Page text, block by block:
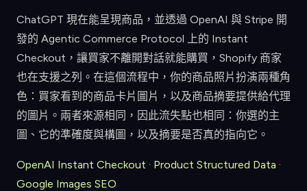
ChatGPT 現在能呈現商品，並透過 OpenAI 與 Stripe 開
發的 Agentic Commerce Protocol 上的 Instant
Checkout，讓買家不離開對話就能購買，Shopify 商家
也在支援之列。在這個流程中，你的商品照片扮演兩種角
色：買家看到的商品卡片圖片，以及商品摘要提供給代理
的圖片。兩者來源相同，因此流失點也相同：你選的主
圖、它的準確度與構圖，以及摘要是否真的指向它。
OpenAI Instant Checkout · Product Structured Data ·
Google Images SEO